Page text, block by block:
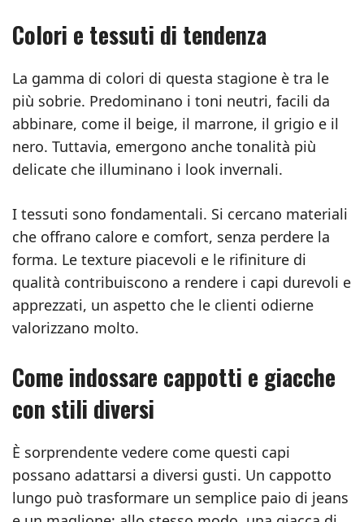
Colori e tessuti di tendenza
La gamma di colori di questa stagione è tra le
più sobrie. Predominano i toni neutri, facili da
abbinare, come il beige, il marrone, il grigio e il
nero. Tuttavia, emergono anche tonalità più
delicate che illuminano i look invernali.
I tessuti sono fondamentali. Si cercano materiali
che offrano calore e comfort, senza perdere la
forma. Le texture piacevoli e le rifiniture di
qualità contribuiscono a rendere i capi durevoli e
apprezzati, un aspetto che le clienti odierne
valorizzano molto.
Come indossare cappotti e giacche
con stili diversi
È sorprendente vedere come questi capi
possano adattarsi a diversi gusti. Un cappotto
lungo può trasformare un semplice paio di jeans